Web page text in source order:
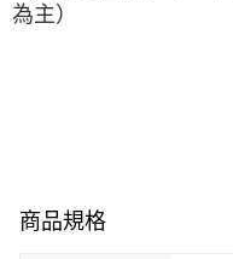
為主）
商品規格